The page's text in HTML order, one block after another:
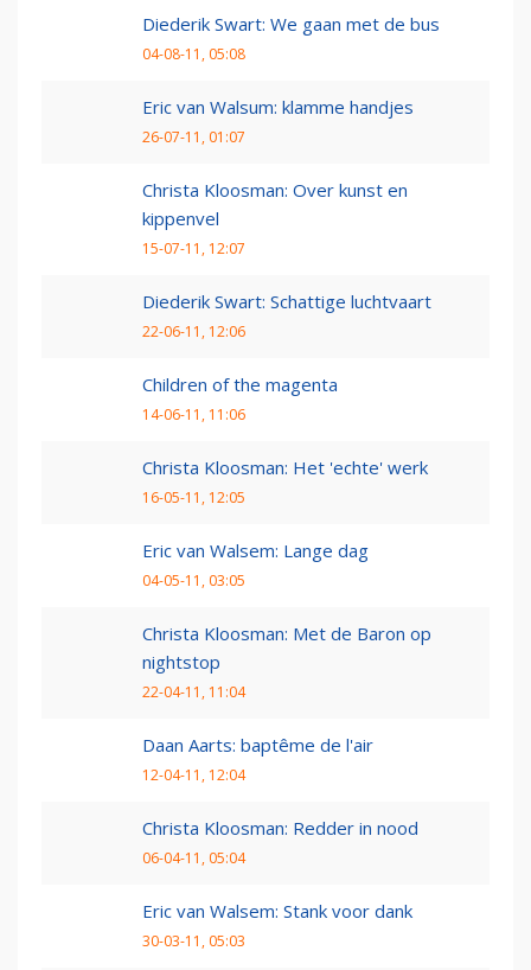
Diederik Swart: We gaan met de bus
04-08-11, 05:08
Eric van Walsum: klamme handjes
26-07-11, 01:07
Christa Kloosman: Over kunst en
kippenvel
15-07-11, 12:07
Diederik Swart: Schattige luchtvaart
22-06-11, 12:06
Children of the magenta
14-06-11, 11:06
Christa Kloosman: Het 'echte' werk
16-05-11, 12:05
Eric van Walsem: Lange dag
04-05-11, 03:05
Christa Kloosman: Met de Baron op
nightstop
22-04-11, 11:04
Daan Aarts: baptême de l'air
12-04-11, 12:04
Christa Kloosman: Redder in nood
06-04-11, 05:04
Eric van Walsem: Stank voor dank
30-03-11, 05:03